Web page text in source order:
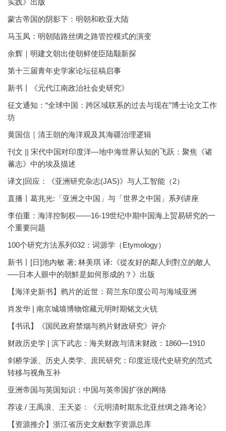
实践》出版
蒙古帝国的阴影下：明朝和欧亚大陆
马玉凤：明朝陆路丝绸之路管控模式的演变
余辉｜明建文朝出使朝鲜使臣陆颙新探
第十三届青年史学家论坛征稿启事
新书丨《元代江南政治社会史研究》
征文通知：“全球中国：跨区域联系的过去与现在”博士论文工作
坊
黄国信｜清王朝的海洋观及其海疆治理逻辑
刊文 || 宋代中国对印度洋—地中海世界认知的飞跃：聚焦《诸
蕃志》中的埃及描述
译文|回应：《亚洲研究杂志(JAS)》与人工智能（2）
直播丨葛兆光:「亚洲之中国」与「世界之中国」系列讲座
李伯重：海洋控制权——16-19世纪中期中国海上贸易研究的一
个重要问题
100个研究方法系列032：词源学（Etymology）
新书丨[日]池內敏 著; 林美琪 译:《從友好的鄰人到對立的敵人
──日本人眼中的朝鮮是如何形成的？》出版
【海洋史新书】鸦片的近世：荷兰东印度公司与海域亚洲
肖发华 | 南京城墙博物馆藏元明时期铭文火铳
【书讯】《国民政府禁烟与鸦片财政研究》评介
财政历史学 | 滨下武志：海关财政与清末财政：1860—1910
剑桥学派、历史人类学、庶民研究：印度近现代史研究的范式
转移与视角互补
亚洲帝国与英国知识：中国与英帝国扩张的网络
荐读 / 王禹浪、王天姿：《元明清时期东北亚丝绸之路考论》
【资源推介】浙江省历史文献数字资源总库